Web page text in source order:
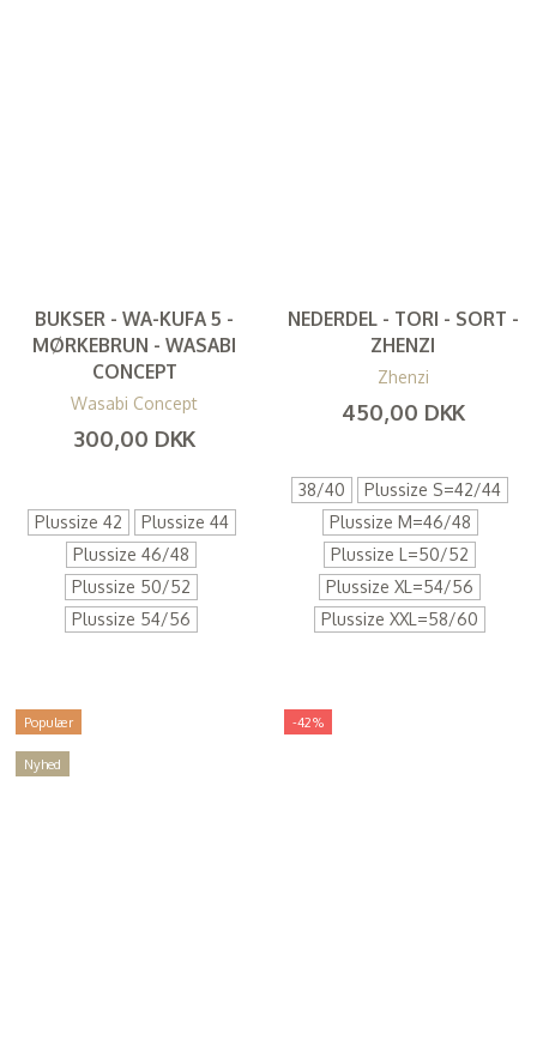
BUKSER - WA-KUFA 5 -
MØRKEBRUN - WASABI
CONCEPT
Wasabi Concept
300,00 DKK
Plussize 42
Plussize 44
Plussize 46/48
Plussize 50/52
Plussize 54/56
NEDERDEL - TORI - SORT -
ZHENZI
Zhenzi
450,00 DKK
38/40
Plussize S=42/44
Plussize M=46/48
Plussize L=50/52
Plussize XL=54/56
Plussize XXL=58/60
Populær
Nyhed
-42%